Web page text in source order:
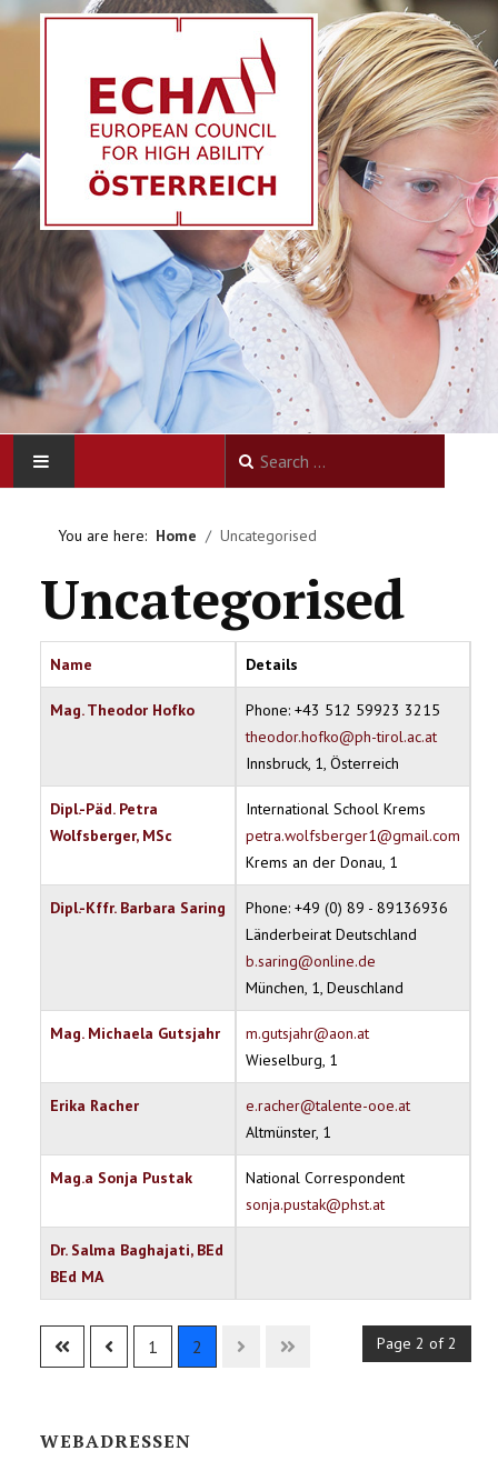
AKTIVITÄTEN
KONTAKT
You are here: Home Uncategorised
Uncategorised
Name Details
Mag. Theodor Hofko
Phone: +43 512 59923 3215
theodor.hofko@ph-tirol.ac.at
Innsbruck, 1, Österreich
Dipl.-Päd. Petra
Wolfsberger, MSc
International School Krems
petra.wolfsberger1@gmail.com
Krems an der Donau, 1
Dipl.-Kffr. Barbara Saring
Phone: +49 (0) 89 - 89136936
Länderbeirat Deutschland
b.saring@online.de
München, 1, Deuschland
Mag. Michaela Gutsjahr
m.gutsjahr@aon.at
Wieselburg, 1
Erika Racher
e.racher@talente-ooe.at
Altmünster, 1
Mag.a Sonja Pustak
National Correspondent
sonja.pustak@phst.at
Dr. Salma Baghajati, BEd
BEd MA
Page 2 of 2
1 2
WEBADRESSEN